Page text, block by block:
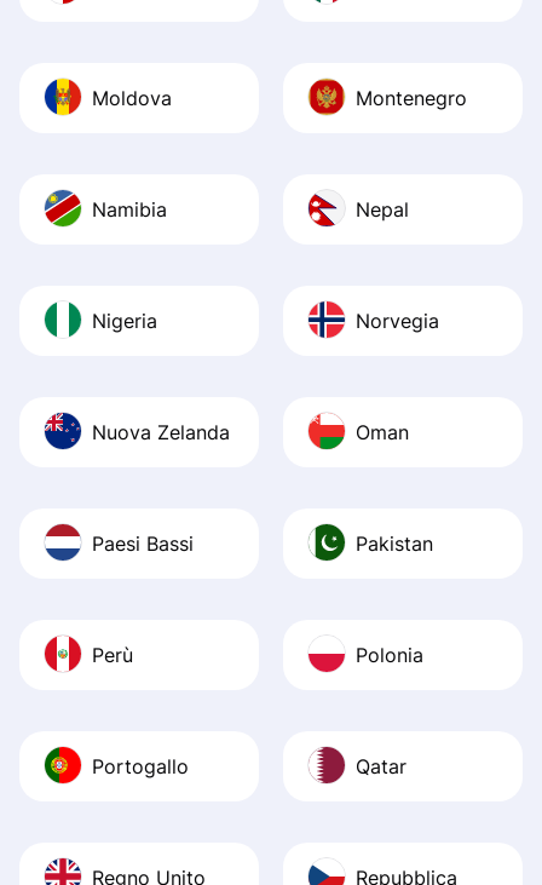
Moldova Montenegro
Namibia Nepal
Nigeria Norvegia
Nuova Zelanda Oman
Paesi Bassi Pakistan
Perù Polonia
Portogallo Qatar
Regno Unito Repubblica